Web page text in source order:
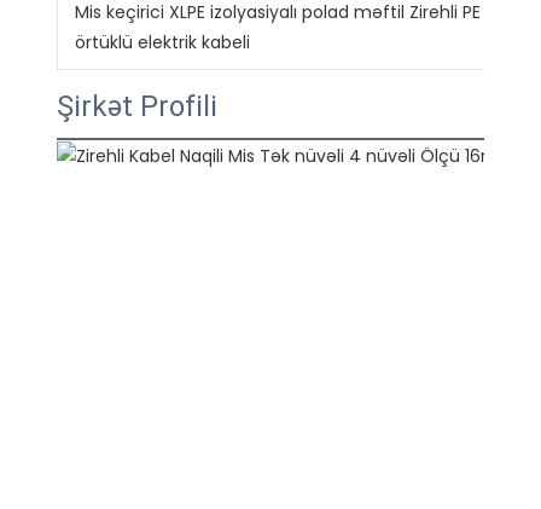
Mis keçirici XLPE izolyasiyalı polad məftil Zirehli PE
örtüklü elektrik kabeli
Şirkət Profili